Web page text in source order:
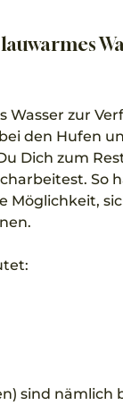
Wasser zur
den Hufen
Dich zum
So
Möglichkeit,
sind nämlich